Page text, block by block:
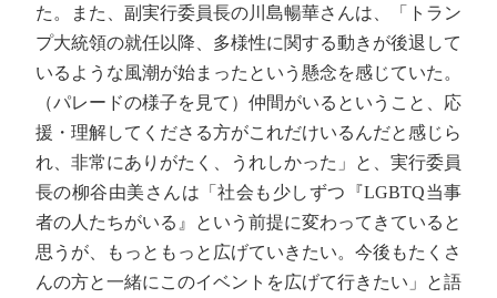
た。また、副実行委員長の川島暢華さんは、「トラン
プ大統領の就任以降、多様性に関する動きが後退して
いるような風潮が始まったという懸念を感じていた。
（パレードの様子を見て）仲間がいるということ、応
援・理解してくださる方がこれだけいるんだと感じら
れ、非常にありがたく、うれしかった」と、実行委員
長の柳谷由美さんは「社会も少しずつ『LGBTQ当事
者の人たちがいる』という前提に変わってきていると
思うが、もっともっと広げていきたい。今後もたくさ
んの方と一緒にこのイベントを広げて行きたい」と語